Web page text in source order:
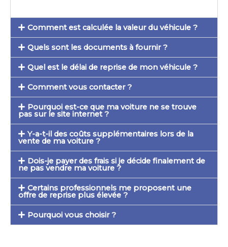
Comment est calculée la valeur du véhicule ?
Quels sont les documents à fournir ?
Quel est le délai de reprise de mon véhicule ?
Comment vous contacter ?
Pourquoi est-ce que ma voiture ne se trouve
pas sur le site internet ?
Y-a-t-il des coûts supplémentaires lors de la
vente de ma voiture ?
Dois-je payer des frais si je décide finalement de
ne pas vendre ma voiture ?
Certains professionnels me proposent une
offre de reprise plus élevée ?
Pourquoi vous choisir ?